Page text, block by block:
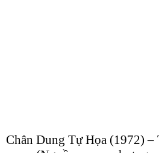
Chân Dung Tự Họa (1972) –